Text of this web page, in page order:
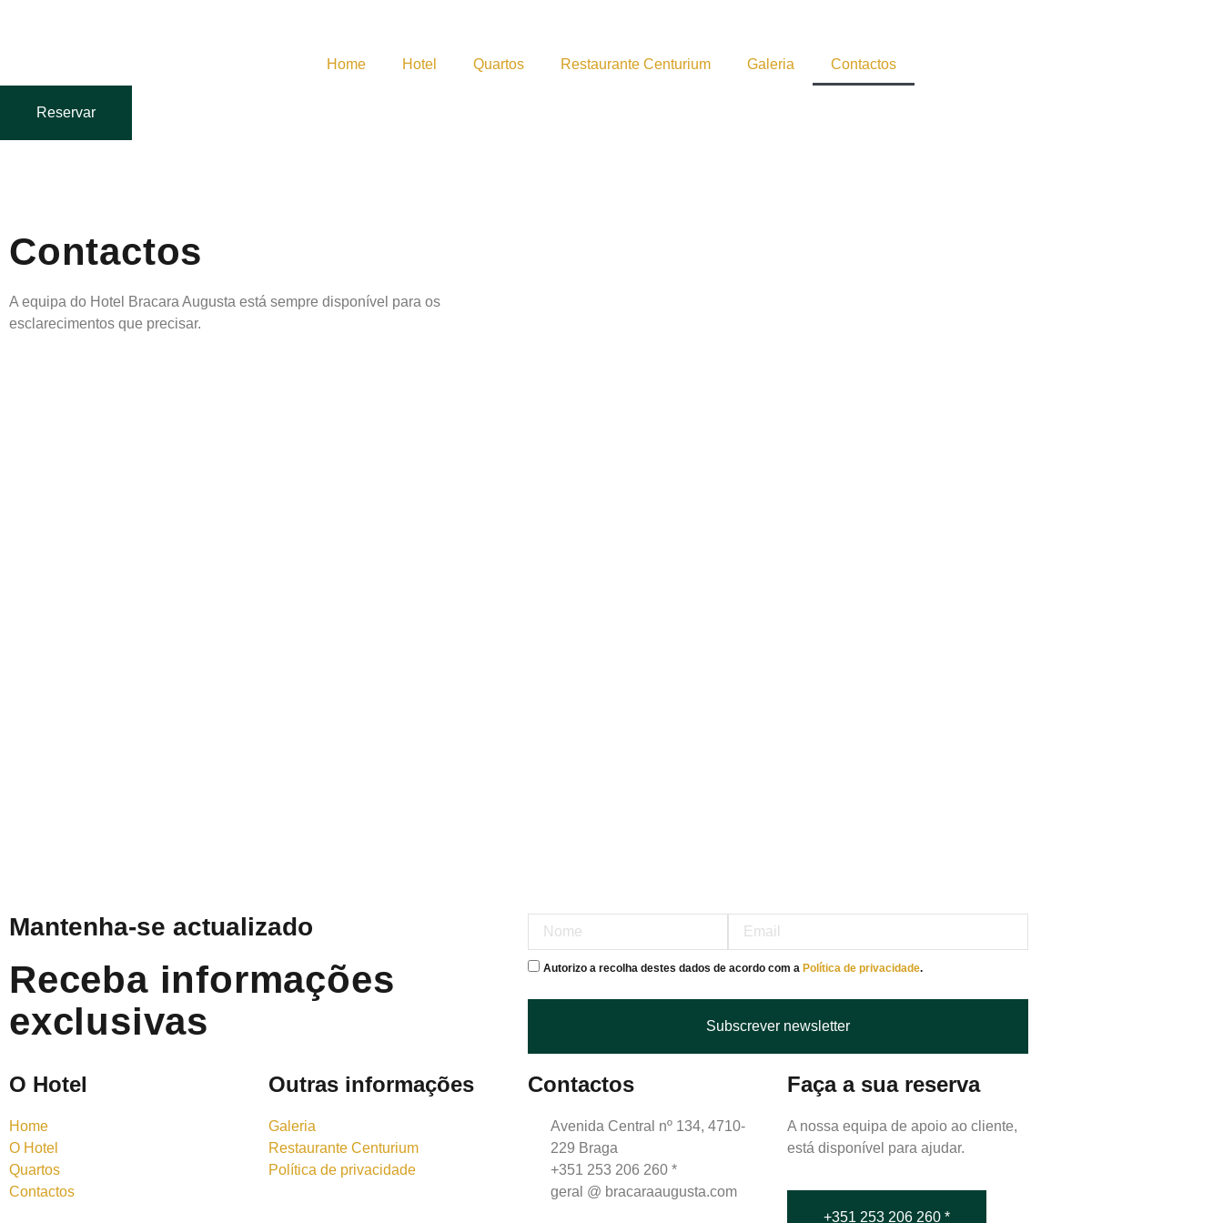
Home Hotel Quartos Restaurante Centurium Galeria Contactos
Reservar
Contactos
A equipa do Hotel Bracara Augusta está sempre disponível para os
esclarecimentos que precisar.
Mantenha-se actualizado
Receba informações
exclusivas
Autorizo a recolha destes dados de acordo com a Política de privacidade.
Subscrever newsletter
O Hotel
Home
O Hotel
Quartos
Contactos
Outras informações
Galeria
Restaurante Centurium
Política de privacidade
Contactos
Avenida Central nº 134, 4710-
229 Braga
+351 253 206 260 *
geral @ bracaraaugusta.com
Faça a sua reserva
A nossa equipa de apoio ao cliente,
está disponível para ajudar.
+351 253 206 260 *